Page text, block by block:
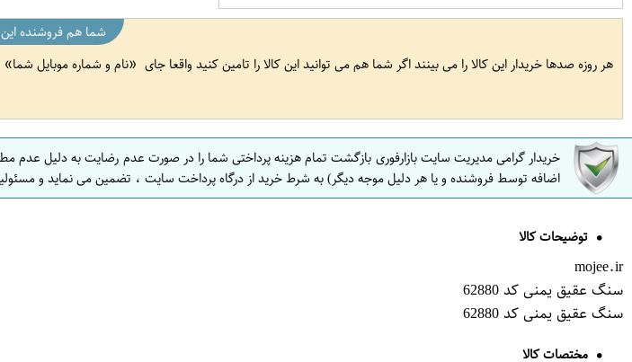
شما هم فروشنده این
هر روزه صدها خریدار این کالا را می بینند اگر شما هم می توانید این کالا را تامین کنید واقعا جای
نام و شماره موبایل شما
خریدار گرامی مدیریت سایت بازارفوری بازگشت تمام هزینه پرداختی شما را در صورت عدم رضایت به دلیل
اضافه توسط فروشنده و یا هر دلیل موجه دیگر) به شرط خرید از درگاه پرداخت سایت ، تضمین می نماید و
توضیحات کالا
mojee.ir
سنگ عقیق یمنی کد 62880
سنگ عقیق یمنی کد 62880
مختصات کالا